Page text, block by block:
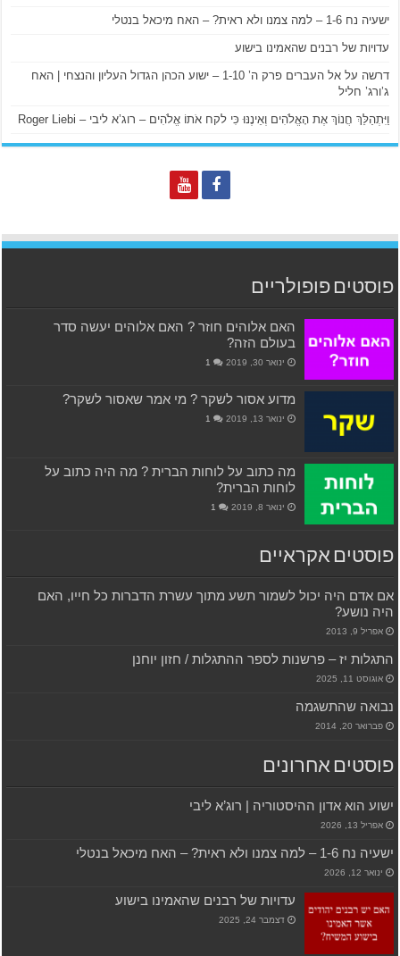
ישעיה נח 1-6 – למה צמנו ולא ראית? – האח מיכאל בנטלי
עדויות של רבנים שהאמינו בישוע
דרשה על אל העברים פרק ה’ 1-10 – ישוע הכהן הגדול העליון והנצחי | האח
ג’ורג’ חליל
וַיִּתְהַלֵּךְ חֲנוֹךְ אֶת הָאֱלֹהִים וְאֵינֶנּוּ כִּי לקח אֹתוֹ אֱלֹהִים – רוג’א ליבי – Roger Liebi
פוסטים פופולריים
האם אלוהים חוזר ? האם אלוהים יעשה סדר
בעולם הזה?
ינואר 30, 2019 1
מדוע אסור לשקר ? מי אמר שאסור לשקר?
ינואר 13, 2019 1
מה כתוב על לוחות הברית ? מה היה כתוב על
לוחות הברית?
ינואר 8, 2019 1
פוסטים אקראיים
אם אדם היה יכול לשמור תשע מתוך עשרת הדברות כל חייו, האם
היה נושע?
אפריל 9, 2013
התגלות יז – פרשנות לספר ההתגלות / חזון יוחנן
אוגוסט 11, 2025
נבואה שהתשגמה
פברואר 20, 2014
פוסטים אחרונים
ישוע הוא אדון ההיסטוריה | רוג’א ליבי
אפריל 13, 2026
ישעיה נח 1-6 – למה צמנו ולא ראית? – האח מיכאל בנטלי
ינואר 12, 2026
עדויות של רבנים שהאמינו בישוע
דצמבר 24, 2025